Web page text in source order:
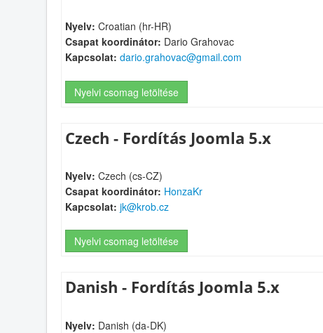
Nyelv: Croatian (hr-HR)
Csapat koordinátor: Dario Grahovac
Kapcsolat: dario.grahovac@gmail.com
Nyelvi csomag letöltése
Czech - Fordítás Joomla 5.x
Nyelv: Czech (cs-CZ)
Csapat koordinátor: HonzaKr
Kapcsolat: jk@krob.cz
Nyelvi csomag letöltése
Danish - Fordítás Joomla 5.x
Nyelv: Danish (da-DK)